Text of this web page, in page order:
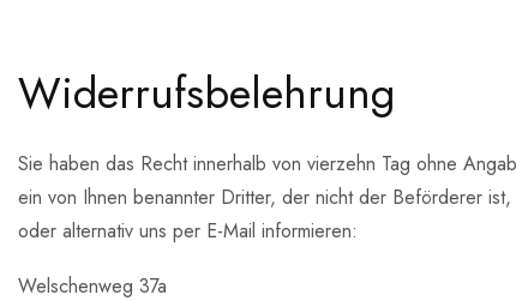
Widerrufsbelehrung
Sie haben das Recht innerhalb von vierzehn Tag ohne
ein von Ihnen benannter Dritter, der nicht der Beförderer
oder alternativ uns per E-Mail informieren:
Welschenweg 37a